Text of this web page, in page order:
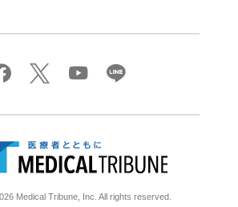
Medical Tribune, Inc. All rights reserved.